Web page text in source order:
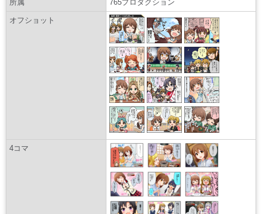
所属 765プロダクション
オフショット
4コマ